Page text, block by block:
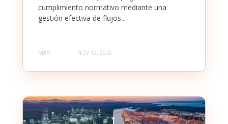
cumplimiento normativo mediante una
gestión efectiva de flujos...
MAX NOV 12, 2025